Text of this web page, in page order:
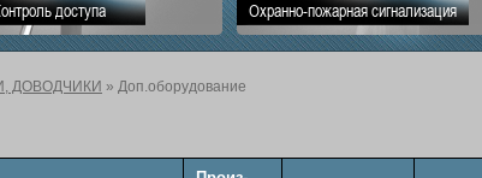
доступа Охранно-пожарная сигнализация
ДОВОДЧИКИ » Доп.оборудование